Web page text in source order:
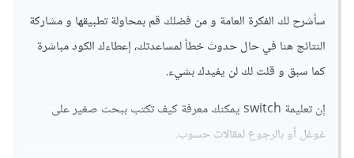
سأشرح لك الفكرة العامة و من فضلك قم بمحاولة تطبيقها و مشاركة
النتائج هنا في حال حدوث خطأ لمساعدتك، إعطاءك الكود مباشرة
كما سبق و قلت لك لن يفيدك بشيء.
إن تعليمة switch يمكنك معرفة كيف تكتب ببحث صغير على
غوغل أو بالرجوع لمقالات حسوب.